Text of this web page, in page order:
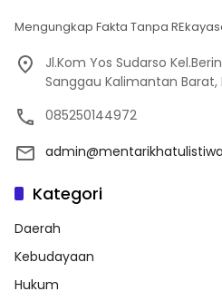
Mengungkap Fakta Tanpa
Jl.Kom Yos Sudarso
Sanggau Kalimantan Barat,
085250144972
Kategori
Daerah
Kebudayaan
Hukum